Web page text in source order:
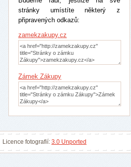
stránky umístíte některý z
připravených odkazů:
zamekzakupy.cz
Zámek Zákupy
Licence fotografií: 3.0 Unported